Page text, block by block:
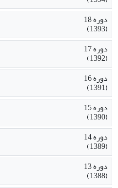
دوره 18
(1393)
دوره 17
(1392)
دوره 16
(1391)
دوره 15
(1390)
دوره 14
(1389)
دوره 13
(1388)